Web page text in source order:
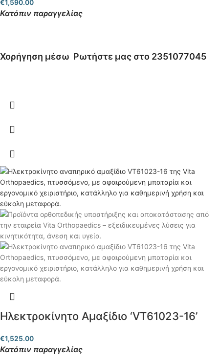
€1,590.00
Κατόπιν παραγγελίας
Χορήγηση μέσω Ρωτήστε μας στο 2351077045
Ηλεκτροκίνητο Αμαξίδιο ‘VT61023-16’
€1,525.00
Κατόπιν παραγγελίας